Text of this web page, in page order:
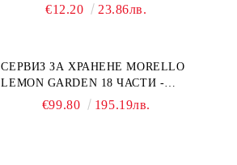
ЛЪЖИЧКА GREEN, ORANGE LOVE
€12.20 23.86лв.
СЕРВИЗ ЗА ХРАНЕНЕ MORELLO
LEMON GARDEN 18 ЧАСТИ -
ПОРЦЕЛАН€99.80 195.19лв.